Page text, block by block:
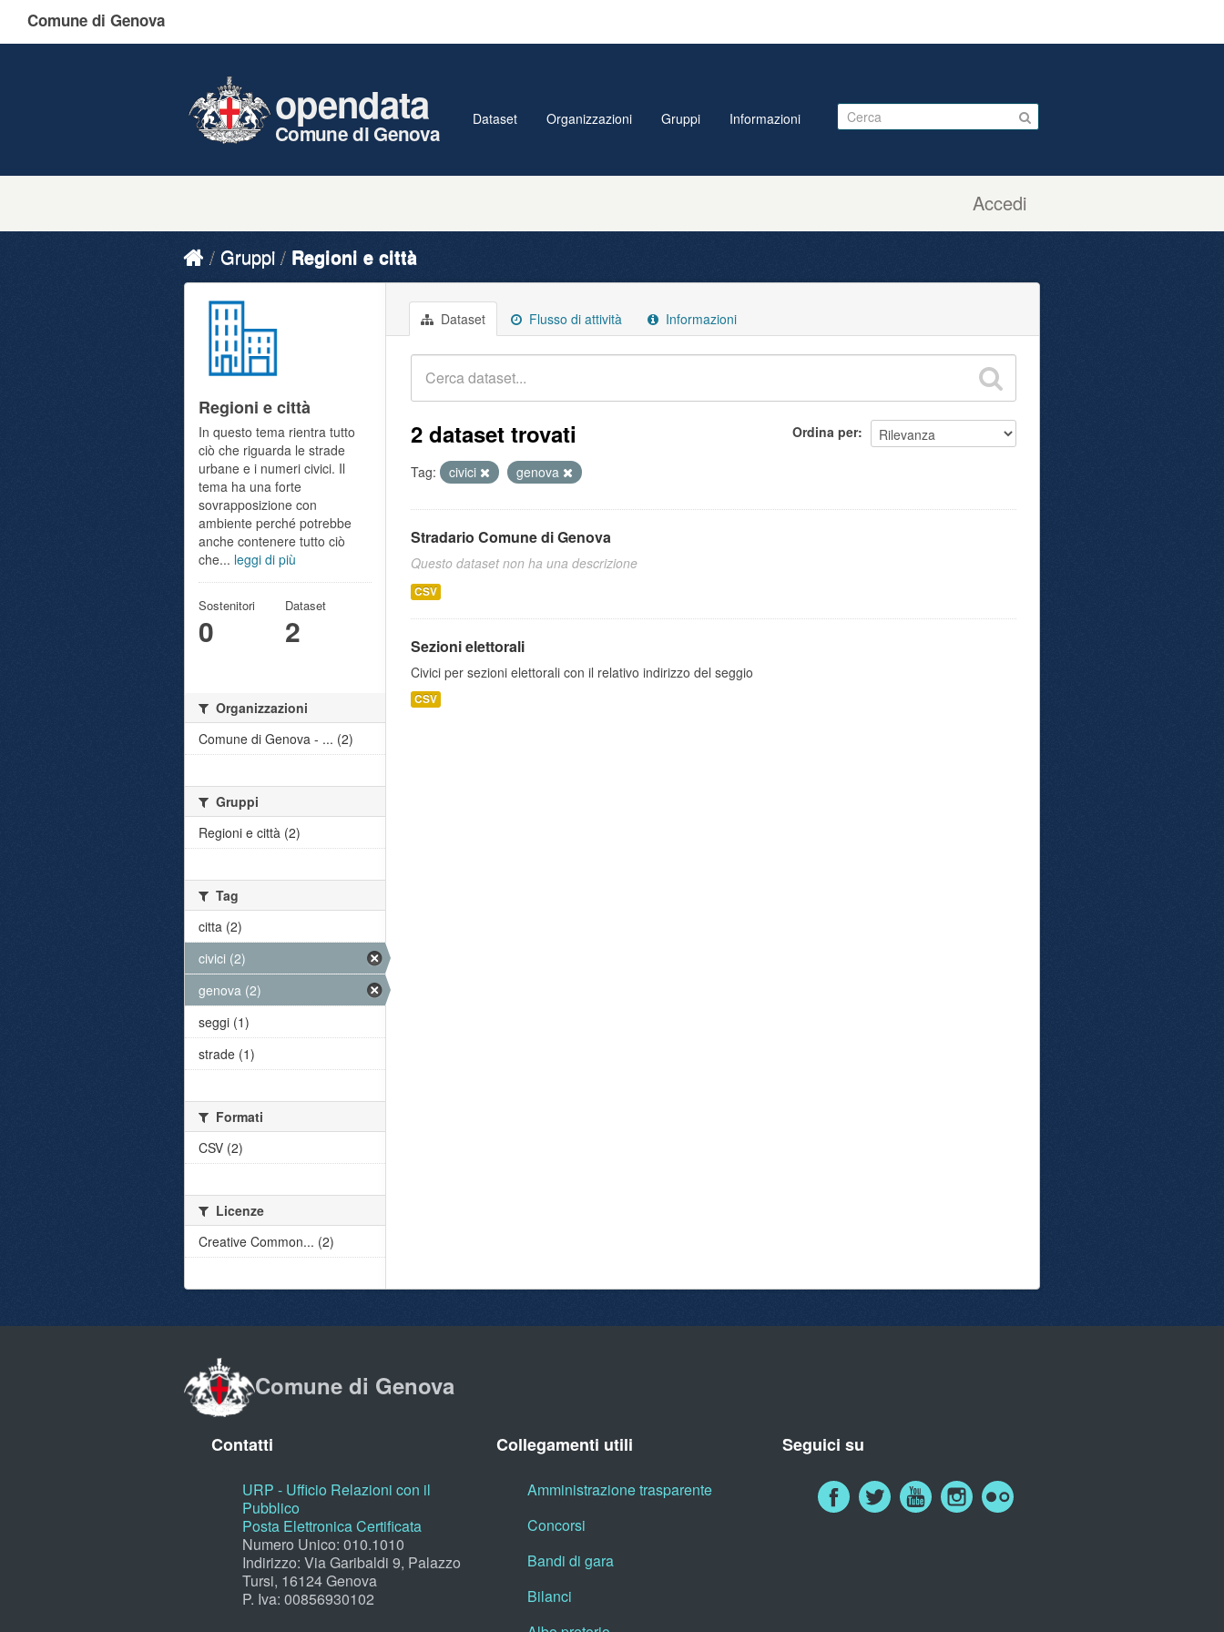
Comune di Genova
Accedi
opendata
Comune di Genova
Dataset Organizzazioni Gruppi Informazioni
Gruppi Regioni e città
Dataset Flusso di attività Informazioni
Ordina per
2 dataset trovati
Tag: civici genova
Stradario Comune di Genova
Questo dataset non ha una descrizione
CSV
Sezioni elettorali
Civici per sezioni elettorali con il relativo indirizzo del seggio
CSV
Regioni e città
In questo tema rientra tutto
ciò che riguarda le strade
urbane e i numeri civici. Il
tema ha una forte
sovrapposizione con
ambiente perché potrebbe
anche contenere tutto ciò
che... leggi di più
Sostenitori
0
Dataset
2
Organizzazioni
Comune di Genova - ... (2)
Gruppi
Regioni e città (2)
Tag
citta (2)
civici (2)
genova (2)
seggi (1)
strade (1)
Formati
CSV (2)
Licenze
Creative Common... (2)
Comune di Genova
Contatti
URP - Ufficio Relazioni con il
Pubblico
Posta Elettronica Certificata
Numero Unico: 010.1010
Indirizzo: Via Garibaldi 9, Palazzo
Tursi, 16124 Genova
P. Iva: 00856930102
Collegamenti utili
Amministrazione trasparente
Concorsi
Bandi di gara
Bilanci
Seguici su